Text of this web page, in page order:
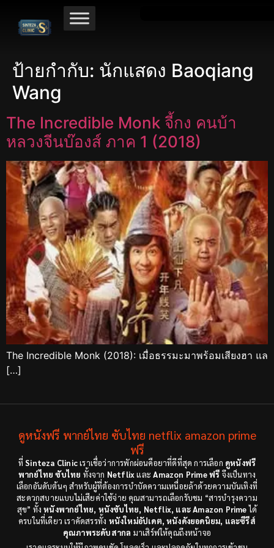
ป้ายกำกับ: นักแสดง Baoqiang
Wang
The Incredible Monk จี้กง คนบ้า
หลวงจีนบ๊องส์ ภาค 1 (2018)
The Incredible Monk (2018): เมื่อธรรมะมาพร้อมเสียงฮา แล
[…]
ดูหนังฟรี พากย์ไทย ซับไทย netflix amazon prime
ฟรี
ที่Sinteza Clinicเราเชื่อว่าการพักผ่อนคือยาที่ดีที่สุด การเลือก ดูหนังฟรี
พากย์ไทย ซับไทย ทั้งจาก NetflixและAmazon Prime ฟรี จึงเป็นทาง
เลือกอันดับต้นๆ สำหรับผู้ที่ต้องการบำบัดความเหนื่อยล้าด้วยความบันเทิงที่
สะดวกสบายแบบไม่เสียค่าใช้จ่าย คุณสามารถเลือกรับชม “สารบำรุงความ
สุข” ทั้งหนังพากย์ไทย, หนังซับไทย, Netflix, และ Amazon Primeได้
ครบในที่เดียว เราคัดสรรทั้ง หนังใหม่อัปเดต, หนังดังยอดนิยม, และซีรีส์
คุณภาพระดับสากล มาเสิร์ฟให้คุณถึงหน้าจอ